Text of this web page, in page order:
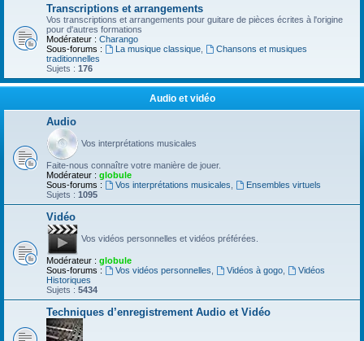
Transcriptions et arrangements
Vos transcriptions et arrangements pour guitare de pièces écrites à l'origine
pour d'autres formations
Modérateur : Charango
Sous-forums :
La musique classique,
Chansons et musiques
traditionnelles
Sujets : 176
Audio et vidéo
Audio
Vos interprétations musicales
Faite-nous connaître votre manière de jouer.
Modérateur : globule
Sous-forums :
Vos interprétations musicales
Ensembles virtuels
Sujets : 1095
Vidéo
Vos vidéos personnelles et vidéos préférées.
Modérateur : globule
Sous-forums :
Vos vidéos personnelles Vidéos à gogo,
Vidéos
Historiques
Sujets : 5434
Techniques d’enregistrement Audio et Vidéo